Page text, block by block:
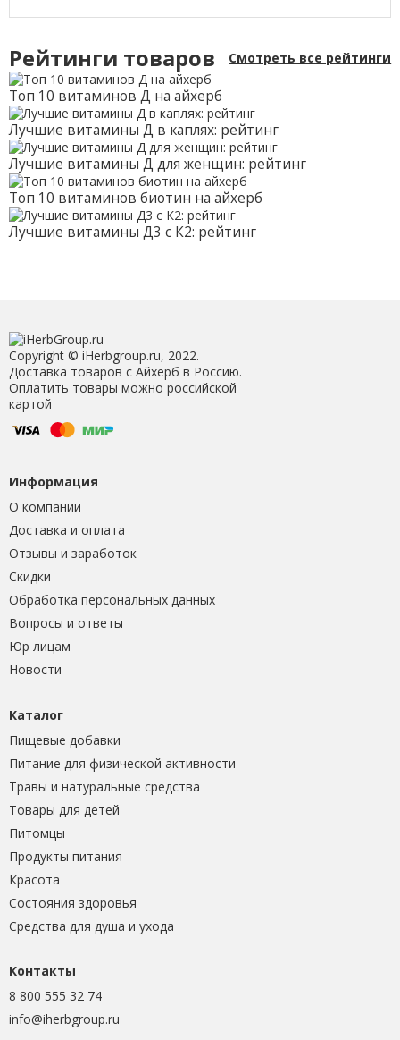
Рейтинги товаров Смотреть все рейтинги
Топ 10 витаминов Д на айхерб
Лучшие витамины Д в каплях: рейтинг
Лучшие витамины Д для женщин: рейтинг
Топ 10 витаминов биотин на айхерб
Лучшие витамины Д3 с К2: рейтинг
Copyright © iHerbgroup.ru, 2022.
Доставка товаров с Айхерб в Россию.
Оплатить товары можно российской
картой
Информация
О компании
Доставка и оплата
Отзывы и заработок
Скидки
Обработка персональных данных
Вопросы и ответы
Юр лицам
Новости
Каталог
Пищевые добавки
Питание для физической активности
Травы и натуральные средства
Товары для детей
Питомцы
Продукты питания
Красота
Состояния здоровья
Средства для душа и ухода
Контакты
8 800 555 32 74
info@iherbgroup.ru